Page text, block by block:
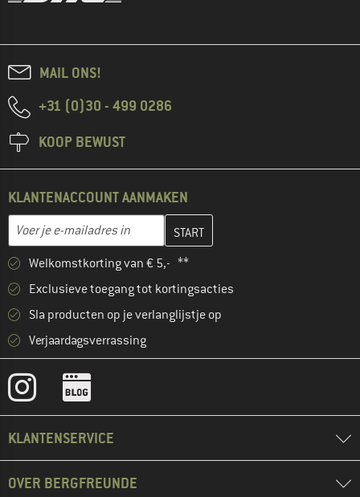
MAIL ONS!
+31 (0)30 - 499 0286
KOOP BEWUST
KLANTENACCOUNT AANMAKEN
E-mailadres
Vul je e-mailadres hier in en maak in de volgende stap je
Welkomstkorting van € 5,- **
Exclusieve toegang tot kortingsacties
Sla producten op je verlanglijstje op
Verjaardagsverrassing
KLANTENSERVICE
OVER BERGFREUNDE